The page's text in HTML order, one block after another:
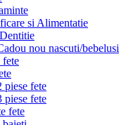
si Alimentatie
nou nascuti/bebelusi
fete
piese fete
piese fete
fete